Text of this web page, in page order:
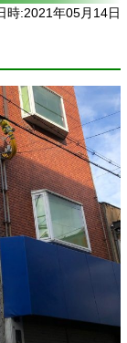
時:2021年05月14日